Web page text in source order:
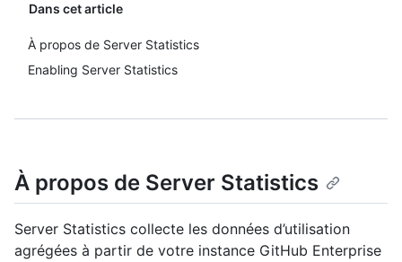
Dans cet article
À propos de Server Statistics
Enabling Server Statistics
À propos de Server Statistics
Server Statistics collecte les données d’utilisation
agrégées à partir de votre instance GitHub Enterprise